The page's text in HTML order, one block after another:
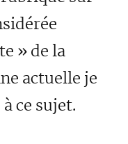
» de la
actuelle je
ce sujet.